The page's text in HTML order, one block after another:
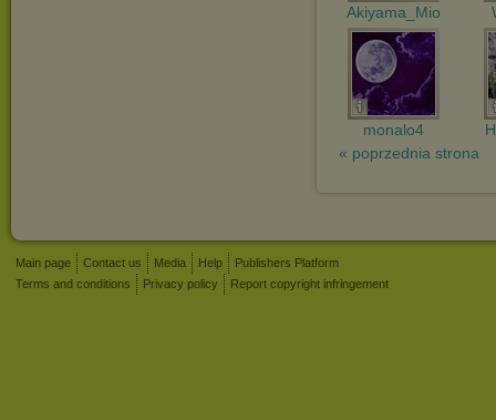
Akiyama_Mio
monalo4
« poprzednia strona
Main page Contact us Media Help
Publishers Platform
Terms and conditions
Privacy policy Report copyright infringement